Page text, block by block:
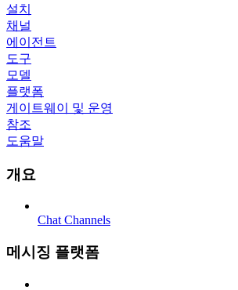
설치
채널
에이전트
도구
모델
플랫폼
게이트웨이 및 운영
참조
도움말
개요
Chat Channels
메시징 플랫폼